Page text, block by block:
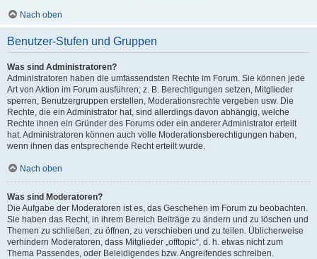
Nach oben
Benutzer-Stufen und Gruppen
Was sind Administratoren?
Administratoren haben die umfassendsten Rechte im Forum. Sie können jede
Art von Aktion im Forum ausführen; z. B. Berechtigungen setzen, Mitglieder
sperren, Benutzergruppen erstellen, Moderationsrechte vergeben usw. Die
Rechte, die ein Administrator hat, sind allerdings davon abhängig, welche
Rechte ihnen ein Gründer des Forums oder ein anderer Administrator erteilt
hat. Administratoren können auch volle Moderationsberechtigungen haben,
wenn ihnen das entsprechende Recht erteilt wurde.
Nach oben
Was sind Moderatoren?
Die Aufgabe der Moderatoren ist es, das Geschehen im Forum zu beobachten.
Sie haben das Recht, in ihrem Bereich Beiträge zu ändern und zu löschen und
Themen zu schließen, zu öffnen, zu verschieben und zu teilen. Üblicherweise
verhindern Moderatoren, dass Mitglieder „offtopic“, d. h. etwas nicht zum
Thema Passendes, oder Beleidigendes bzw. Angreifendes schreiben.